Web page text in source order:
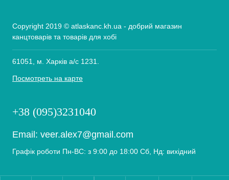
Copyright 2019 © atlaskanc.kh.ua - добрий магазин
канцтоварів та товарів для хобі
61051, м. Харків а/с 1231.
Посмотреть на карте
+38 (095)3231040
Email: veer.alex7@gmail.com
Графік роботи Пн-ВС: з 9:00 до 18:00 Сб, Нд: вихідний